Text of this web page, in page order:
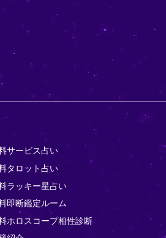
サービス占い
タロット占い
ラッキー星占い
即断鑑定ルーム
ホロスコープ相性診断